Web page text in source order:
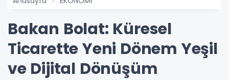
Bakan Bolat: Küresel
Ticarette Yeni Dönem Yeşil
ve Dijital Dönüşüm